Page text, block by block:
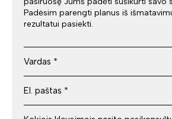
Padėsim parengti planus iš
rezultatui pasiekti.